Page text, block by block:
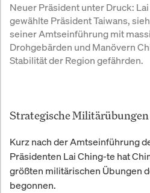
Neuer Präsident unter Druck:
gewählte Präsident Taiwans,
seiner Amtseinführung mit
Drohgebärden und Manövern
Stabilität der Region gefährden.
Strategische
Kurz nach der Amtseinführung
Präsidenten Lai Ching-te hat
größten militärischen Übungen
begonnen.